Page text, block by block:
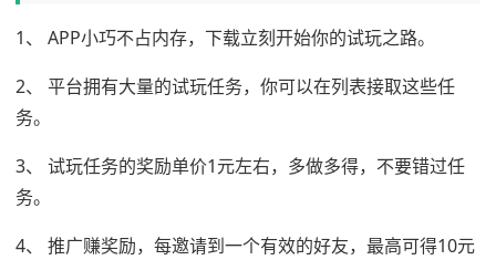
1、 APP小巧不占内存，下载立刻开始你的试玩之路。
2、 平台拥有大量的试玩任务，你可以在列表接取这些任
务。
3、 试玩任务的奖励单价1元左右，多做多得，不要错过任
务。
4、 推广赚奖励，每邀请到一个有效的好友，最高可得10元